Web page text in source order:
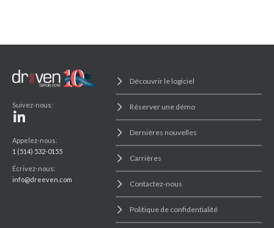
Suivez-nous:
Appelez-nous:
1 (514) 532-0155
Écrivez-nous:
info@dreeven.com
Découvrir le logiciel
Réserver une démo
Dernières nouvelles
Carrières
Contactez-nous
Politique de confidentialité